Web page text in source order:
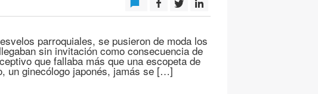
parroquiales, se pusieron de moda los
sin invitación como consecuencia de
que fallaba más que una escopeta de
un ginecólogo japonés, jamás se […]